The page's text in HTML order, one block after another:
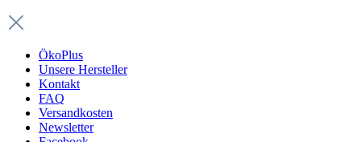
ÖkoPlus
Unsere Hersteller
Kontakt
FAQ
Versandkosten
Newsletter